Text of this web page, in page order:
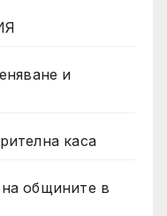
и
каса
общините в